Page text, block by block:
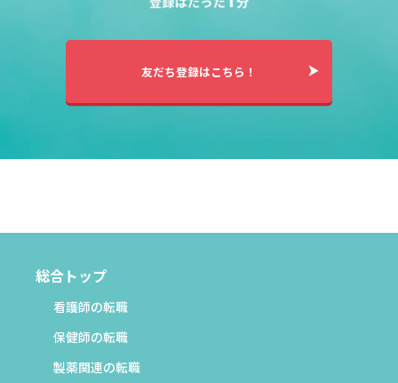
友だち登録はこちら！
総合トップ
看護師の転職
保健師の転職
製薬関連の転職